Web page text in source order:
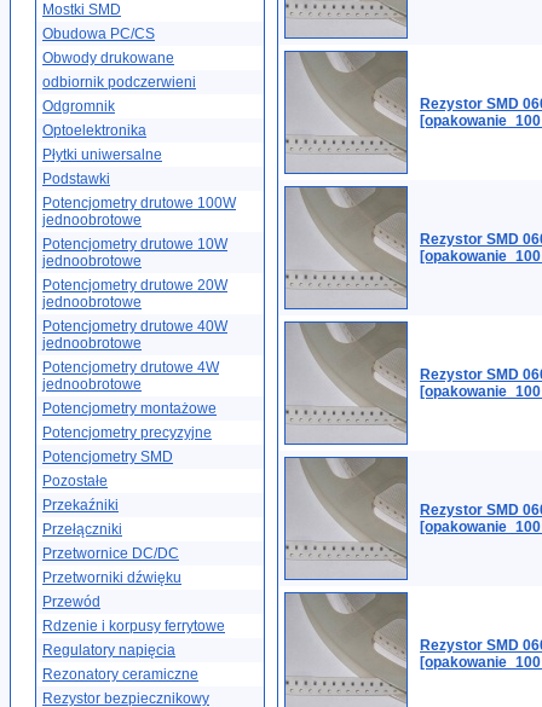
Mostki SMD
Obudowa PC/CS
Obwody drukowane
odbiornik podczerwieni
Odgromnik
Optoelektronika
Płytki uniwersalne
Podstawki
Potencjometry drutowe 100W
jednoobrotowe
Potencjometry drutowe 10W
jednoobrotowe
Potencjometry drutowe 20W
jednoobrotowe
Potencjometry drutowe 40W
jednoobrotowe
Potencjometry drutowe 4W
jednoobrotowe
Potencjometry montażowe
Potencjometry precyzyjne
Potencjometry SMD
Pozostałe
Przekaźniki
Przełączniki
Przetwornice DC/DC
Przetworniki dźwięku
Przewód
Rdzenie i korpusy ferrytowe
Regulatory napięcia
Rezonatory ceramiczne
Rezystor bezpiecznikowy
Rezystor SMD
Rezystor SMD
Rezystor SMD
Rezystor SMD
Rezystor SMD